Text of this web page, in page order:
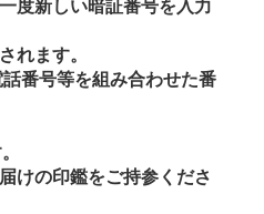
度新しい暗証番号を入力
れます。
番号等を組み合わせた番
けの印鑑をご持参くださ